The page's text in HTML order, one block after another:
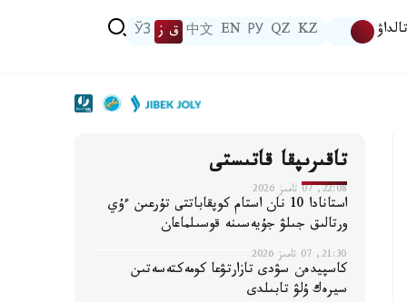
تالداۋ KZ
QZ
РУ
EN
中文 ق ز ЎЗ
تاقىرىپقا قاتىستى
22:08, 07 تامىز 2026
استانادا 10 نان استام كوپقاباتتى تۇرعىن ءۇي
ورتالىق جىلۋ جۇيەسىنە قوسىلماعان
21:30, 07 تامىز 2026
كاسپيدەن سۋدى تازارتۋعا كومەكتەسەتىن
سيرەك ۇلۋ تابىلدى